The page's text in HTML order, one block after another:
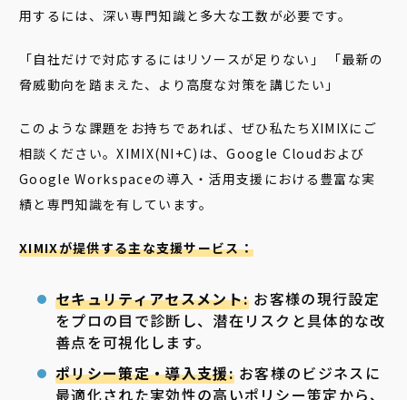
用するには、深い専門知識と多大な工数が必要です。
「自社だけで対応するにはリソースが足りない」 「最新の
脅威動向を踏まえた、より高度な対策を講じたい」
このような課題をお持ちであれば、ぜひ私たちXIMIXにご
相談ください。XIMIX(NI+C)は、Google Cloudおよび
Google Workspaceの導入・活用支援における豊富な実
績と専門知識を有しています。
XIMIXが提供する主な支援サービス：
セキュリティアセスメント: お客様の現行設定
をプロの目で診断し、潜在リスクと具体的な改
善点を可視化します。
ポリシー策定・導入支援:お客様のビジネスに
最適化された実効性の高いポリシー策定から、